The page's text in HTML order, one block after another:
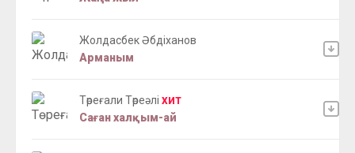
Жолдасбек Әбдіханов
Арманым
Төреғали Төреәлі ХИТ
Саған халқым-ай